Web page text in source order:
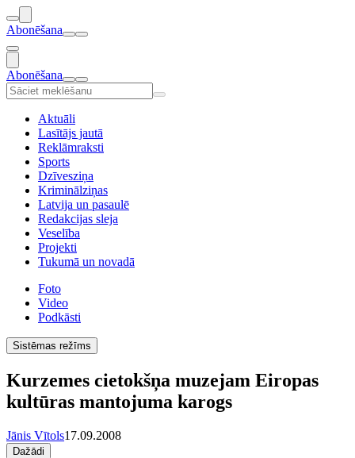
Abonēšana
Abonēšana
Aktuāli
Lasītājs jautā
Reklāmraksti
Sports
Dzīvesziņa
Kriminālziņas
Latvija un pasaulē
Redakcijas sleja
Veselība
Projekti
Tukumā un novadā
Foto
Video
Podkāsti
Sistēmas režīms
Kurzemes cietokšņa muzejam Eiropas
kultūras mantojuma karogs
Jānis Vītols17.09.2008
Dažādi